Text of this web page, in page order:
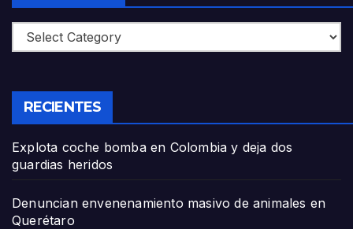
Categories
RECIENTES
Explota coche bomba en Colombia y deja dos
guardias heridos
Denuncian envenenamiento masivo de animales en
Querétaro